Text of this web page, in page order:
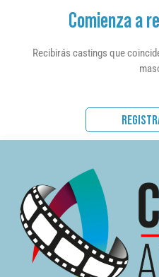
Comienza a
Recibirás castings que